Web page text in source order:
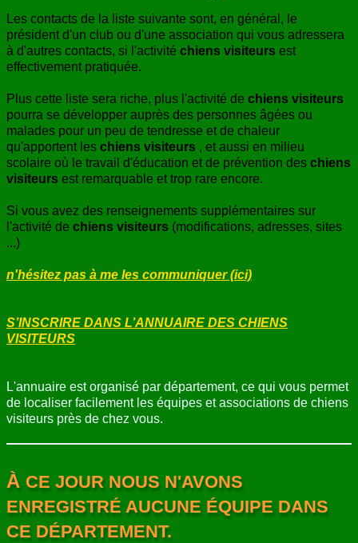
Les contacts de la liste suivante sont, en général, le
président d'un club ou d'une association qui vous adressera
à d'autres contacts, si l'activité chiens visiteurs est
effectivement pratiquée.
Plus cette liste sera riche, plus l'activité de chiens visiteurs
pourra se développer auprès des personnes âgées ou
malades pour un peu de tendresse et de chaleur
qu'apportent les chiens visiteurs , et aussi en milieu
scolaire où le travail d'éducation et de prévention des chiens
visiteurs est remarquable et trop rare encore.
Si vous avez des renseignements supplémentaires sur
l'activité de chiens visiteurs (modifications, adresses, sites
...)
n'hésitez pas à me les communiquer (ici)
S’INSCRIRE DANS L’ANNUAIRE DES CHIENS
VISITEURS
L'annuaire est organisé par département, ce qui vous permet
de localiser facilement les équipes et associations de chiens
visiteurs près de chez vous.
À CE JOUR NOUS N'AVONS
ENREGISTRÉ AUCUNE ÉQUIPE DANS
CE DÉPARTEMENT.